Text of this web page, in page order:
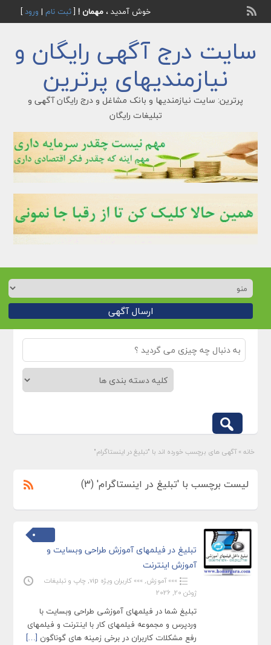
خوش آمدید ، مهمان ![ثبت نام | ورود]
سایت درج آگهی رایگان و
نیازمندیهای پرترین
پرترین: سایت نیازمندیها و بانک مشاغل و درج رایگان آگهی و
تبلیغات رایگان
ارسال آگهی
خانه » آگهی های برچسب خورده اند با "تبلیغ در اینستاگرام"
لیست برچسب با 'تبلیغ در اینستاگرام' (3)
تبلیغ در فیلمهای آموزش طراحی وبسایت و
آموزش اینترنت
»»» آموزش, »»» کاربران ویژه vip , چاپ و تبلیغات
ژوئن 20, 2026
تبلیغ شما در فیلمهای آموزشی طراحی وبسایت با
وردپرس و مجموعه فیلمهای کار با اینترنت و فیلمهای
رفع مشکلات کاربران در برخی زمینه های گوناگون […]